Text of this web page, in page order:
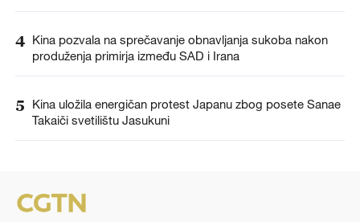
4 Kina pozvala na sprečavanje obnavljanja sukoba nakon
produženja primirja između SAD i Irana
5
Kina uložila energičan protest Japanu zbog posete Sanae
Takaiči svetilištu Jasukuni